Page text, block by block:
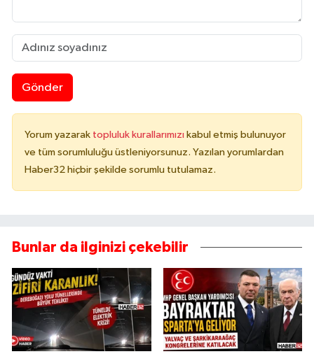
Gönder
Yorum yazarak topluluk kurallarımızı kabul etmiş bulunuyor
ve tüm sorumluluğu üstleniyorsunuz. Yazılan yorumlardan
Haber32 hiçbir şekilde sorumlu tutulamaz.
Bunlar da ilginizi çekebilir